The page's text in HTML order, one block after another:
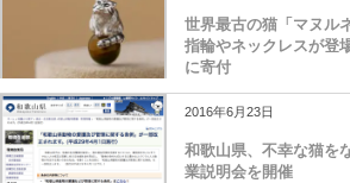
世界最古の猫「マヌル
指輪やネックレスが登
に寄付
2016年6月23日
和歌山県、不幸な猫を
業説明会を開催